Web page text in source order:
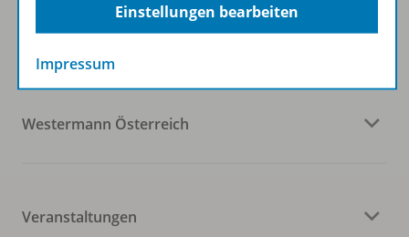
Westermann Österreich
Veranstaltungen
Einstellungen bearbeiten
Impressum